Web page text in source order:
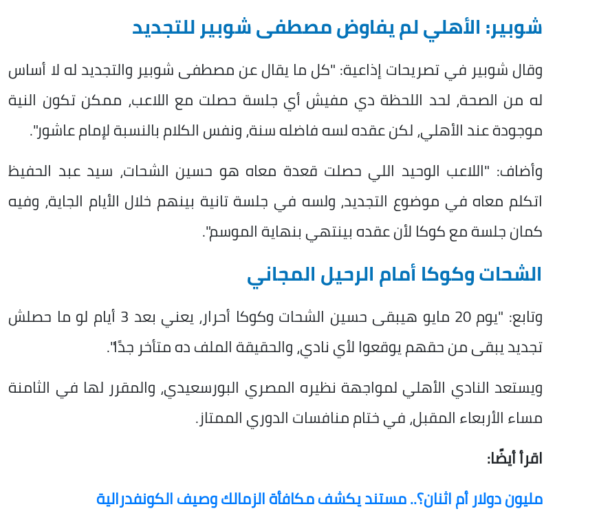
شوبير: الأهلي لم يفاوض مصطفى شوبير للتجديد
وقال شوبير في تصريحات إذاعية: "كل ما يقال عن مصطفى شوبير والتجديد له لا أساس
له من الصحة، لحد اللحظة دي مفيش أي جلسة حصلت مع اللاعب، ممكن تكون النية
موجودة عند الأهلي، لكن عقده لسه فاضله سنة، ونفس الكلام بالنسبة لإمام عاشور".
وأضاف: "اللاعب الوحيد اللي حصلت قعدة معاه هو حسين الشحات، سيد عبد الحفيظ
اتكلم معاه في موضوع التجديد، ولسه في جلسة تانية بينهم خلال الأيام الجاية، وفيه
كمان جلسة مع كوكا لأن عقده بينتهي بنهاية الموسم".
الشحات وكوكا أمام الرحيل المجاني
وتابع: "يوم 20 مايو هيبقى حسين الشحات وكوكا أحرار، يعني بعد 3 أيام لو ما حصلش
تجديد يبقى من حقهم يوقعوا لأي نادي، والحقيقة الملف ده متأخر جدًا".
ويستعد النادي الأهلي لمواجهة نظيره المصري البورسعيدي، والمقرر لها في الثامنة
مساء الأربعاء المقبل، في ختام منافسات الدوري الممتاز.
اقرأ أيضًا:
مليون دولار أم اثنان؟.. مستند يكشف مكافأة الزمالك وصيف الكونفدرالية